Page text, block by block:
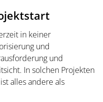
in keiner
und
und
In solchen Projekten
alles andere als